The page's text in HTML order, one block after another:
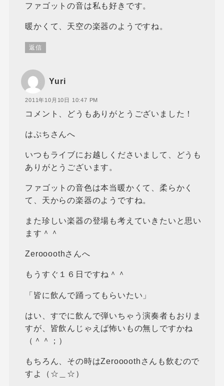
ファゴットの音は私も好きです。
暖かくて、天空の楽器のようですね。
返信
Yuri
2011年10月10日 10:47 PM
コメント、どうもありがとうございました！
はぷちさんへ
いつもライブにお越しくださいまして、どうも
ありがとうございます。
ファゴットの音色は本当暖かくて、柔らかく
て、天からの楽器のようですね。
また珍しい楽器の登場も考えていきたいと思い
ます＾＾
Zeroooothさんへ
もうすぐ１６日ですね＾＾
「皆に飲んで踊ってもらいたい」
はい、すでに飲んで弾いちゃう演奏者もおりま
すが、皆飲んじゃえば怖いもの無しですかね
（＾＾；）
もちろん、その時はZeroooothさんも飲むので
すよ（☆＿☆）